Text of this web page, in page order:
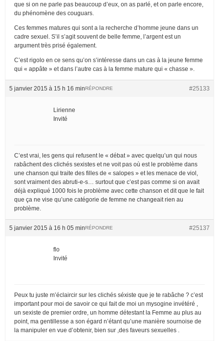
que si on ne parle pas beaucoup d’eux, on as parlé, et on parle encore,
du phénomène des couguars.
Ces femmes matures qui sont a la recherche d’homme jeune dans un
cadre sexuel. S’il s’agit souvent de belle femme, l’argent est un
argument très prisé également.
C’est rigolo en ce sens qu’on s’intéresse dans un cas à la jeune femme
qui « appâte » et dans l’autre cas à la femme mature qui « chasse ».
5 janvier 2015 à 15 h 16 min #25133
RÉPONDRE
Lirienne
Invité
C’est vrai, les gens qui refusent le « débat » avec quelqu’un qui nous
rabâchent des clichés sexistes et ne voit pas où est le problème dans
une chanson qui traite des filles de « salopes » et les menace de viol,
sont vraiment des abruti-e-s… surtout que c’est pas comme si on avait
déjà expliqué 1000 fois le problème avec cette chanson et dit que le fait
que ça ne vise qu’une catégorie de femme ne changeait rien au
problème.
5 janvier 2015 à 16 h 05 min #25137
RÉPONDRE
flo
Invité
Peux tu juste m’éclaircir sur les clichés séxiste que je te rabâche ? c’est
important pour moi de savoir ce qui fait de moi un mysogine invétéré ,
un sexiste de premier ordre, un homme détestant la Femme au plus au
point, ma gentillesse a son égard n’étant qu’une manière sournoise de
la manipuler en vue d’obtenir, bien sur ,des faveurs sexuelles .